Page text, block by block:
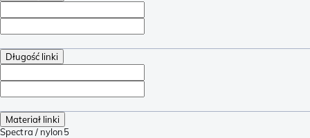
Długość linki
Materiał linki
Spectra / nylon5